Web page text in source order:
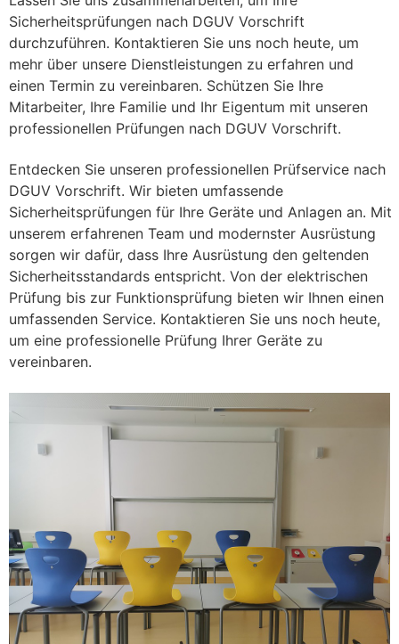
Sicherheitsprüfungen nach DGUV Vorschrift
durchzuführen. Kontaktieren Sie uns noch heute, um
mehr über unsere Dienstleistungen zu erfahren und
einen Termin zu vereinbaren. Schützen Sie Ihre
Mitarbeiter, Ihre Familie und Ihr Eigentum mit unseren
professionellen Prüfungen nach DGUV Vorschrift.
Entdecken Sie unseren professionellen Prüfservice nach
DGUV Vorschrift. Wir bieten umfassende
Sicherheitsprüfungen für Ihre Geräte und Anlagen an. Mit
unserem erfahrenen Team und modernster Ausrüstung
sorgen wir dafür, dass Ihre Ausrüstung den geltenden
Sicherheitsstandards entspricht. Von der elektrischen
Prüfung bis zur Funktionsprüfung bieten wir Ihnen einen
umfassenden Service. Kontaktieren Sie uns noch heute,
um eine professionelle Prüfung Ihrer Geräte zu
vereinbaren.